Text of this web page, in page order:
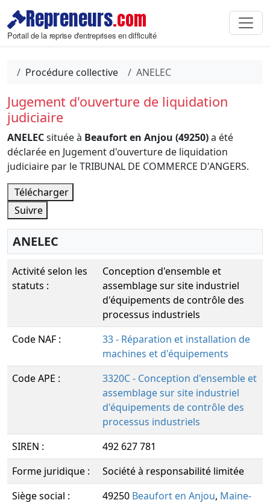
Repreneurs.com
Portail de la reprise d'entreprises en difficulté
Procédure collective ANELEC
Jugement d'ouverture de liquidation
judiciaire
ANELECsituée à Beaufort en Anjou (49250)a été
déclarée en Jugement d'ouverture de liquidation
judiciaire par le TRIBUNAL DE COMMERCE D'ANGERS.
Télécharger
Suivre
ANELEC
Activité selon les
statuts :
Conception d'ensemble et
assemblage sur site industriel
d'équipements de contrôle des
processus industriels
Code NAF :
33 - Réparation et installation de
machines et d'équipements
Code APE :
3320C - Conception d'ensemble et
assemblage sur site industriel
d'équipements de contrôle des
processus industriels
SIREN :
492 627 781
Forme juridique :
Société à responsabilité limitée
Siège social :
49250 Beaufort en Anjou, Maine-